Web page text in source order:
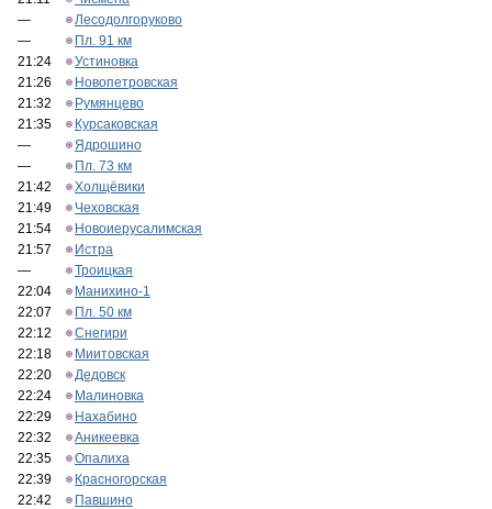
—
Лесодолгоруково
—
Пл. 91 км
21:24
Устиновка
21:26
Новопетровская
21:32
Румянцево
21:35
Курсаковская
—
Ядрошино
—
Пл. 73 км
21:42
Холщёвики
21:49
Чеховская
21:54
Новоиерусалимская
21:57
Истра
—
Троицкая
22:04
Манихино-1
22:07
Пл. 50 км
22:12
Снегири
22:18
Миитовская
22:20
Дедовск
22:24
Малиновка
22:29
Нахабино
22:32
Аникеевка
22:35
Опалиха
22:39
Красногорская
22:42
Павшино